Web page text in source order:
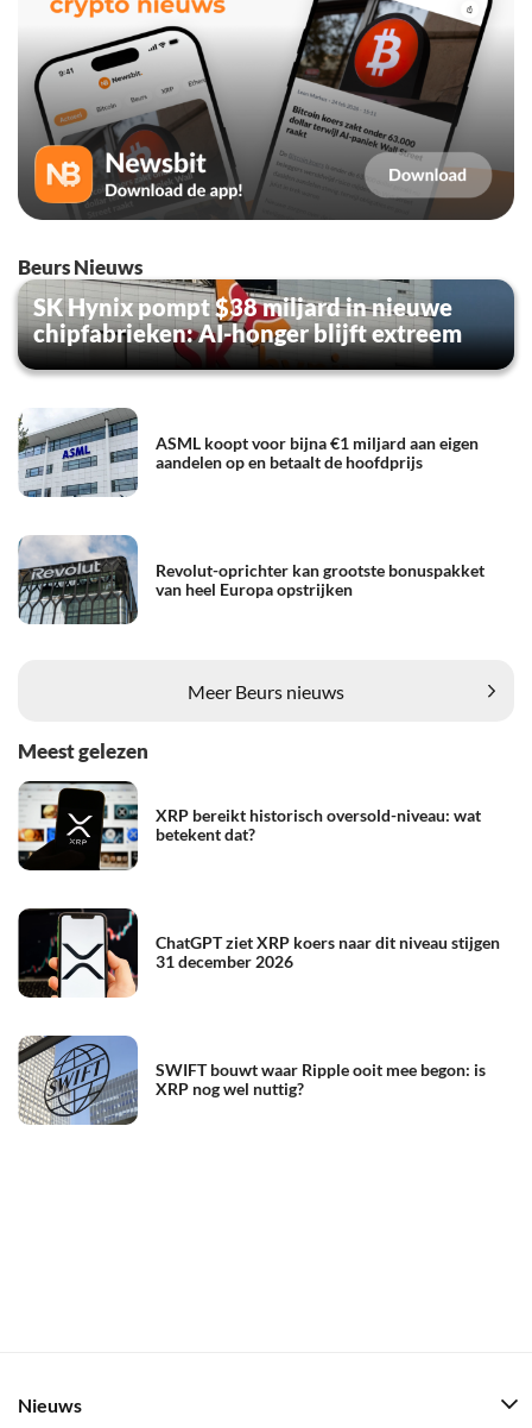
Beurs Nieuws
SK Hynix pompt $38 miljard in nieuwe
chipfabrieken: AI-honger blijft extreem
ASML koopt voor bijna €1 miljard aan eigen
aandelen op en betaalt de hoofdprijs
Revolut-oprichter kan grootste bonuspakket
van heel Europa opstrijken
Meer Beurs nieuws
Meest gelezen
XRP bereikt historisch oversold-niveau: wat
betekent dat?
ChatGPT ziet XRP koers naar dit niveau stijgen
31 december 2026
SWIFT bouwt waar Ripple ooit mee begon: is
XRP nog wel nuttig?
Nieuws